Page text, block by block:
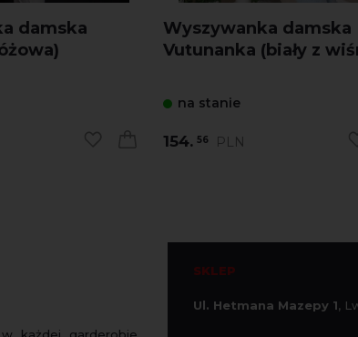
damska
Wyszywanka damska
Vutunanka (biały z
na stanie
154. 56 PLN
każdej garderobie.
SKLEP
Ul. Hetmana Mazepy 1,